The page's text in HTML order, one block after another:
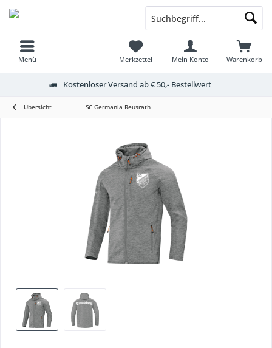
Menü Warenkorb
Merkzettel Mein Konto
Kostenloser Versand ab € 50,- Bestellwert
Übersicht SC Germania Reusrath